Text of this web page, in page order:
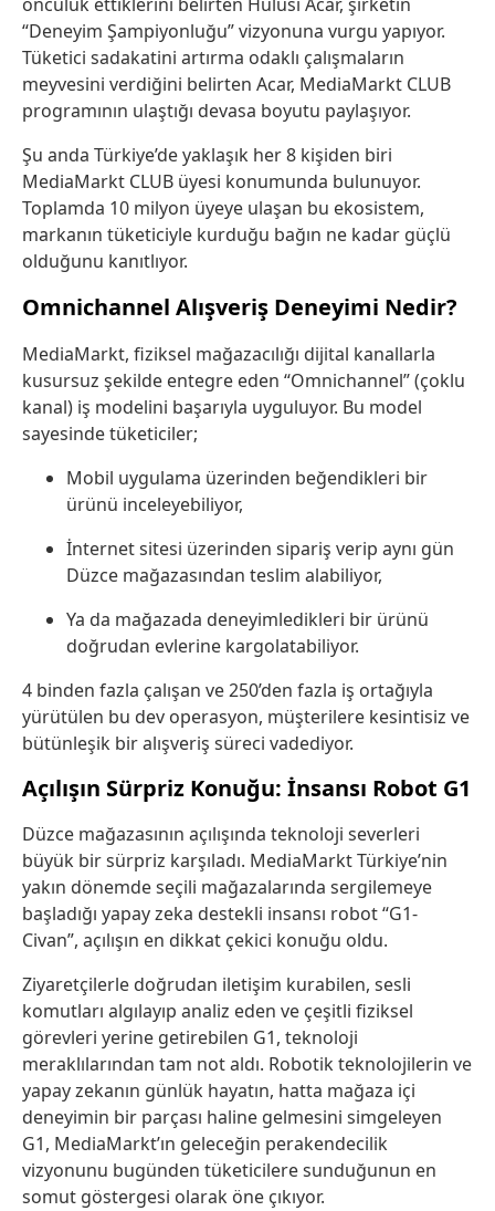
öncülük ettiklerini belirten Hulusi Acar, şirketin
“Deneyim Şampiyonluğu” vizyonuna vurgu yapıyor.
Tüketici sadakatini artırma odaklı çalışmaların
meyvesini verdiğini belirten Acar, MediaMarkt CLUB
programının ulaştığı devasa boyutu paylaşıyor.
Şu anda Türkiye’de yaklaşık her 8 kişiden biri
MediaMarkt CLUB üyesi konumunda bulunuyor.
Toplamda 10 milyon üyeye ulaşan bu ekosistem,
markanın tüketiciyle kurduğu bağın ne kadar güçlü
olduğunu kanıtlıyor.
Omnichannel Alışveriş Deneyimi Nedir?
MediaMarkt, fiziksel mağazacılığı dijital kanallarla
kusursuz şekilde entegre eden “Omnichannel” (çoklu
kanal) iş modelini başarıyla uyguluyor. Bu model
sayesinde tüketiciler;
Mobil uygulama üzerinden beğendikleri bir
ürünü inceleyebiliyor,
İnternet sitesi üzerinden sipariş verip aynı gün
Düzce mağazasından teslim alabiliyor,
Ya da mağazada deneyimledikleri bir ürünü
doğrudan evlerine kargolatabiliyor.
4 binden fazla çalışan ve 250’den fazla iş ortağıyla
yürütülen bu dev operasyon, müşterilere kesintisiz ve
bütünleşik bir alışveriş süreci vadediyor.
Açılışın Sürpriz Konuğu: İnsansı Robot G1
Düzce mağazasının açılışında teknoloji severleri
büyük bir sürpriz karşıladı. MediaMarkt Türkiye’nin
yakın dönemde seçili mağazalarında sergilemeye
başladığı yapay zeka destekli insansı robot “G1-
Civan”, açılışın en dikkat çekici konuğu oldu.
Ziyaretçilerle doğrudan iletişim kurabilen, sesli
komutları algılayıp analiz eden ve çeşitli fiziksel
görevleri yerine getirebilen G1, teknoloji
meraklılarından tam not aldı. Robotik teknolojilerin ve
yapay zekanın günlük hayatın, hatta mağaza içi
deneyimin bir parçası haline gelmesini simgeleyen
G1, MediaMarkt’ın geleceğin perakendecilik
vizyonunu bugünden tüketicilere sunduğunun en
somut göstergesi olarak öne çıkıyor.